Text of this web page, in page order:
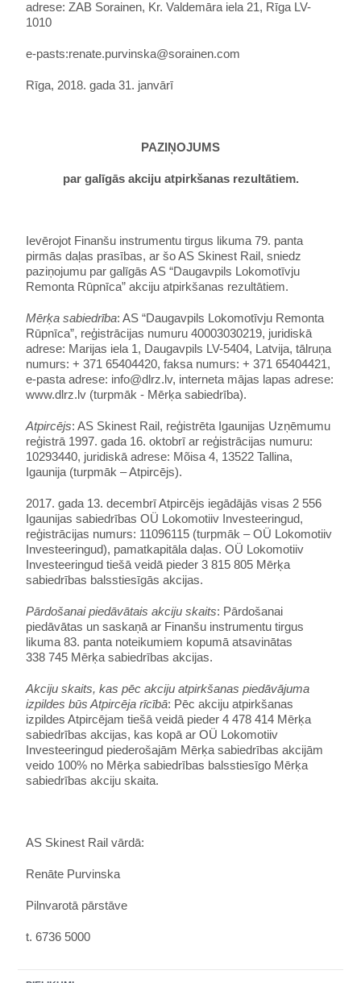
adrese: ZAB Sorainen, Kr. Valdemāra iela 21, Rīga LV-
1010
e-pasts:renate.purvinska@sorainen.com
Rīga, 2018. gada 31. janvārī
PAZIŅOJUMS
par galīgās akciju atpirkšanas rezultātiem.
Ievērojot Finanšu instrumentu tirgus likuma 79. panta
pirmās daļas prasības, ar šo AS Skinest Rail, sniedz
paziņojumu par galīgāsAS “Daugavpils Lokomotīvju
Remonta Rūpnīca”akciju atpirkšanas rezultātiem.
Mērķa sabiedrība: AS “Daugavpils Lokomotīvju Remonta
Rūpnīca”, reģistrācijas numuru 40003030219, juridiskā
adrese: Marijas iela 1, Daugavpils LV-5404, Latvija, tālruņa
numurs: + 371 65404420, faksa numurs: + 371 65404421,
e-pasta adrese: info@dlrz.lv, interneta mājas lapas adrese:
www.dlrz.lv (turpmāk - Mērķa sabiedrība).
Atpircējs: AS Skinest Rail, reģistrēta Igaunijas Uzņēmumu
reģistrā 1997. gada 16. oktobrī ar reģistrācijas numuru:
10293440, juridiskā adrese: Mõisa 4, 13522 Tallina,
Igaunija (turpmāk – Atpircējs).
2017. gada 13. decembrī Atpircējs iegādājās visas 2 556
Igaunijas sabiedrības OÜ Lokomotiiv Investeeringud,
reģistrācijas numurs: 11096115 (turpmāk – OÜ Lokomotiiv
Investeeringud), pamatkapitāla daļas. OÜ Lokomotiiv
Investeeringud tiešā veidā pieder 3 815 805 Mērķa
sabiedrības balsstiesīgās akcijas.
Pārdošanai piedāvātais akciju skaits: Pārdošanai
piedāvātas un saskaņā ar Finanšu instrumentu tirgus
likuma 83. panta noteikumiem kopumā atsavinātas
338 745 Mērķa sabiedrības akcijas.
Akciju skaits, kas pēc akciju atpirkšanas piedāvājuma
izpildes būs Atpircēja rīcībā: Pēc akciju atpirkšanas
izpildes Atpircējam tiešā veidā pieder 4 478 414 Mērķa
sabiedrības akcijas, kas kopā ar OÜ Lokomotiiv
Investeeringud piederošajām Mērķa sabiedrības akcijām
veido 100% no Mērķa sabiedrības balsstiesīgo Mērķa
sabiedrības akciju skaita.
AS Skinest Rail vārdā:
Renāte Purvinska
Pilnvarotā pārstāve
t. 6736 5000